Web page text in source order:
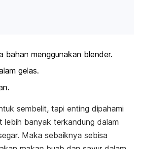
bahan menggunakan blender.
gelas.
sembelit, tapi enting dipahami
lebih banyak terkandung dalam
Maka sebaiknya sebisa